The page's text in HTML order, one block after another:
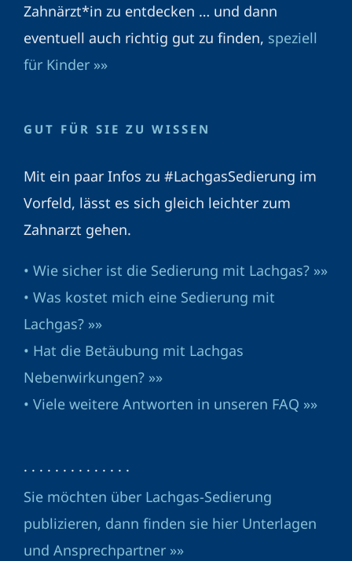
Zahnärzt*in zu entdecken … und dann
eventuell auch richtig gut zu finden, speziell
für Kinder »»
GUT FÜR SIE ZU WISSEN
Mit ein paar Infos zu #LachgasSedierung im
Vorfeld, lässt es sich gleich leichter zum
Zahnarzt gehen.
• Wie sicher ist die Sedierung mit Lachgas? »»
• Was kostet mich eine Sedierung mit
Lachgas? »»
• Hat die Betäubung mit Lachgas
Nebenwirkungen? »»
• Viele weitere Antworten in unseren FAQ »»
· · · · · · · · · · · · · ·
Sie möchten über Lachgas-Sedierung
publizieren, dann finden sie hier Unterlagen
und Ansprechpartner »»